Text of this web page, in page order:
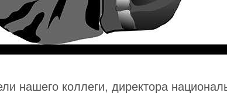
нашего коллеги, директора